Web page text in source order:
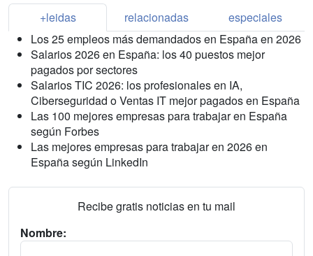
+leidas relacionadas
especiales
Los 25 empleos más demandados en España en 2026
Salarios 2026 en España: los 40 puestos mejor
pagados por sectores
Salarios TIC 2026: los profesionales en IA,
Ciberseguridad o Ventas IT mejor pagados en España
Las 100 mejores empresas para trabajar en España
según Forbes
Las mejores empresas para trabajar en 2026 en
España según LinkedIn
Recibe gratis noticias en tu mail
Nombre: